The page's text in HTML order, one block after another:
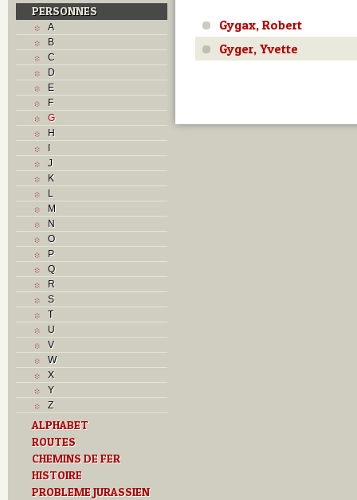
PERSONNES
A
B
C
D
E
F
G
H
I
J
K
L
M
N
O
P
Q
R
S
T
U
V
W
X
Y
Z
ALPHABET
ROUTES
CHEMINS DE FER
HISTOIRE
PROBLEME JURASSIEN
Gygax, Robert
Gyger, Yvette